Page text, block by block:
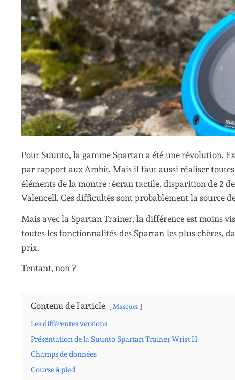
Pour Suunto, la gamme Spartan a été une révolution.
par rapport aux Ambit. Mais il faut aussi réaliser
éléments de la montre : écran tactile, disparition de 2
Valencell. Ces difficultés sont probablement la source
Mais avec la Spartan Trainer, la différence est moins
toutes les fonctionnalités des Spartan les plus chères,
prix.
Tentant, non ?
Contenu de l'article Masquer
Les différentes versions
Présentation de la Suunto Spartan Trainer Wrist H
Champs de données
Course à pied